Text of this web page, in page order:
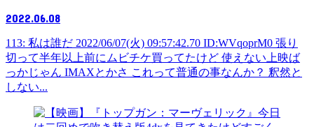
2022.06.08
113: 私は誰だ 2022/06/07(火) 09:57:42.70 ID:WVqoprM0 張り
切って半年以上前にムビチケ買ってたけど 使えない上映ば
っかじゃん IMAXとかさ これって普通の事なんか？ 釈然と
しない...